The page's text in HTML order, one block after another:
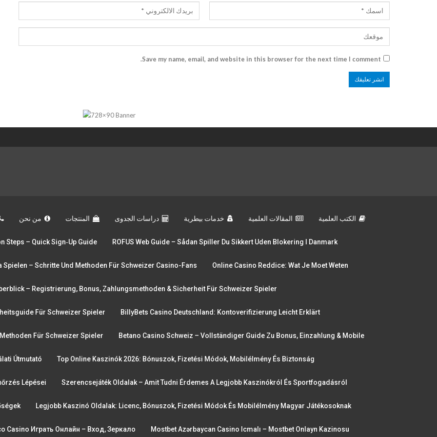
Save my name, email, and website in this browser for the next time I comment.
الكتب العلمية المقالات العلمية خدمات بيطرية دراسات الجدوى المنتجات من نحن
ROFUS Web Guide – Sådan Spiller Du Sikkert Uden Blokering I Danmark
Steps – Quick Sign‑up Guide
Online Casino Reddice: Wat Je Moet Weten
Spielen – Schritte Und Methoden Für Schweizer Casino-Fans
– Registrierung, Bonus, Zahlungsmethoden & Sicherheit Für Schweizer Spieler
BillyBets Casino Deutschland: Kontoverifizierung Leicht Erklärt
Für Schweizer Spieler
Betano Casino Schweiz – Vollständiger Guide Zu Bonus, Einzahlung & Mobile
Für Schweizer Spieler
Top Online Kaszinók 2026: Bónuszok, Fizetési Módok, Mobilélmény És Biztonság
Útmutató
Szerencsejáték Oldalak – Amit Tudni Érdemes A Legjobb Kaszinókról És Sportfogadásról
Lépései
Legjobb Kaszinó Oldalak: Licenc, Bónuszok, Fizetési Módok És Mobilélmény Magyar Játékosoknak
Mostbet Azərbaycan Casino Icmalı – Mostbet Onlayn Kazinosu
Casino Играть Онлайн – Вход, Зеркало